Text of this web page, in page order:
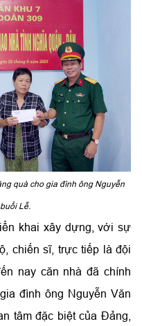
quà cho gia đình ông Nguyễn
Lễ.
khai xây dựng, với sự
chiến sĩ, trực tiếp là đội
nay căn nhà đã chính
đình ông Nguyễn Văn
tâm đặc biệt của Đảng,